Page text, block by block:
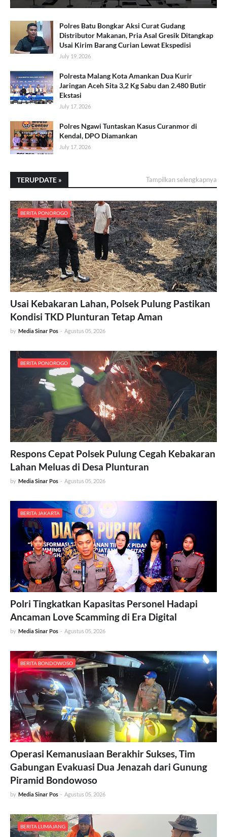
Polres Batu Bongkar Aksi Curat Gudang
Distributor Makanan, Pria Asal Gresik Ditangkap
Usai Kirim Barang Curian Lewat Ekspedisi
July 19, 2026
Polresta Malang Kota Amankan Dua Kurir
Jaringan Aceh Sita 3,2 Kg Sabu dan 2.480 Butir
Ekstasi
July 17, 2026
Polres Ngawi Tuntaskan Kasus Curanmor di
Kendal, DPO Diamankan
July 17, 2026
TERUPDATE » Tampilkan selengkapnya
BERITA PONOROGO
Usai Kebakaran Lahan, Polsek Pulung Pastikan
Kondisi TKD Plunturan Tetap Aman
by Media Sinar Pos - Agustus 05, 2026
BERITA PONOROGO
Respons Cepat Polsek Pulung Cegah Kebakaran
Lahan Meluas di Desa Plunturan
by Media Sinar Pos - Agustus 05, 2026
BERITA JAKARTA
Polri Tingkatkan Kapasitas Personel Hadapi
Ancaman Love Scamming di Era Digital
by Media Sinar Pos - Agustus 05, 2026
BERITA BONDOWOSO
Operasi Kemanusiaan Berakhir Sukses, Tim
Gabungan Evakuasi Dua Jenazah dari Gunung
Piramid Bondowoso
by Media Sinar Pos - Agustus 05, 2026
BERITA LUMAJANG